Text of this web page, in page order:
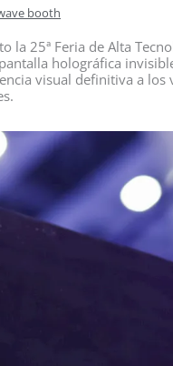
booth
la 25ª Feria de Alta
holográfica
visual definitiva a los